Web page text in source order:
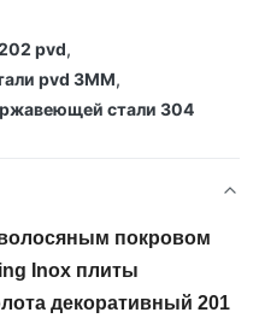
pvd,
pvd 3MM,
стали 304
покровом
Inox плиты
декоративный 201